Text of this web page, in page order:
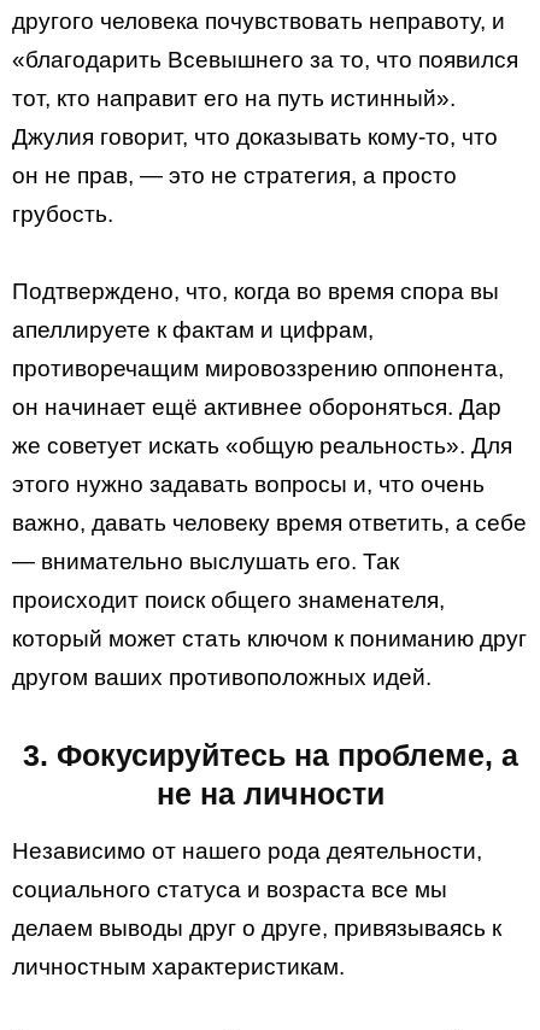
другого человека почувствовать неправоту, и
«благодарить Всевышнего за то, что появился
тот, кто направит его на путь истинный».
Джулия говорит, что доказывать кому-то, что
он не прав, — это не стратегия, а просто
грубость.
Подтверждено, что, когда во время спора вы
апеллируете к фактам и цифрам,
противоречащим мировоззрению оппонента,
он начинает ещё активнее обороняться. Дар
же советует искать «общую реальность». Для
этого нужно задавать вопросы и, что очень
важно, давать человеку время ответить, а себе
— внимательно выслушать его. Так
происходит поиск общего знаменателя,
который может стать ключом к пониманию друг
другом ваших противоположных идей.
3. Фокусируйтесь на проблеме, а
не на личности
Независимо от нашего рода деятельности,
социального статуса и возраста все мы
делаем выводы друг о друге, привязываясь к
личностным характеристикам.